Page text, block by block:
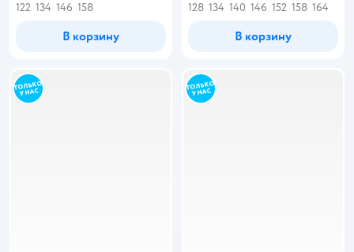
122 134 146 158
В корзину
128 134 140 146 152 158 164
В корзину